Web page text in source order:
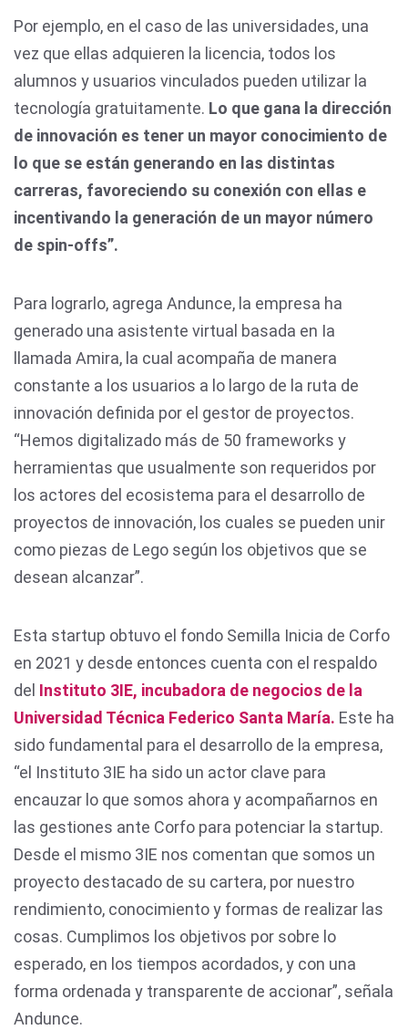
Por ejemplo, en el caso de las universidades, una
vez que ellas adquieren la licencia, todos los
alumnos y usuarios vinculados pueden utilizar la
tecnología gratuitamente. Lo que gana la dirección
de innovación es tener un mayor conocimiento de
lo que se están generando en las distintas
carreras, favoreciendo su conexión con ellas e
incentivando la generación de un mayor número
de spin-offs”.
Para lograrlo, agrega Andunce, la empresa ha
generado una asistente virtual basada en Ia
llamada Amira, la cual acompaña de manera
constante a los usuarios a lo largo de la ruta de
innovación definida por el gestor de proyectos.
“Hemos digitalizado más de 50 frameworks y
herramientas que usualmente son requeridos por
los actores del ecosistema para el desarrollo de
proyectos de innovación, los cuales se pueden unir
como piezas de Lego según los objetivos que se
desean alcanzar”.
Esta startup obtuvo el fondo Semilla Inicia de Corfo
en 2021 y desde entonces cuenta con el respaldo
del Instituto 3IE, incubadora de negocios de la
Universidad Técnica Federico Santa María. Este ha
sido fundamental para el desarrollo de la empresa,
“el Instituto 3IE ha sido un actor clave para
encauzar lo que somos ahora y acompañarnos en
las gestiones ante Corfo para potenciar la startup.
Desde el mismo 3IE nos comentan que somos un
proyecto destacado de su cartera, por nuestro
rendimiento, conocimiento y formas de realizar las
cosas. Cumplimos los objetivos por sobre lo
esperado, en los tiempos acordados, y con una
forma ordenada y transparente de accionar”, señala
Andunce.